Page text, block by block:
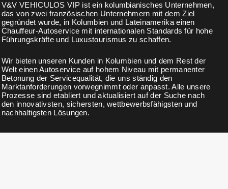
V&V VEHICULOS VIP ist ein kolumbianisches Unternehmen,
das von zwei französischen Unternehmern mit dem Ziel
gegründet wurde, in Kolumbien und Lateinamerika einen
Chauffeur-Autoservice mit internationalen Standards für hohe
Führungskräfte und Luxustourismus zu schaffen.
Wir bieten unseren Kunden in Kolumbien und dem Rest der
Welt einen Autoservice auf hohem Niveau mit permanenter
Betonung der Servicequalität, die uns ständig den
Marktanforderungen vorwegnimmt oder anpasst. Alle unsere
Prozesse sind etabliert und aktualisiert auf der Suche nach
den innovativsten, sichersten, wettbewerbsfähigsten und
nachhaltigsten Lösungen.